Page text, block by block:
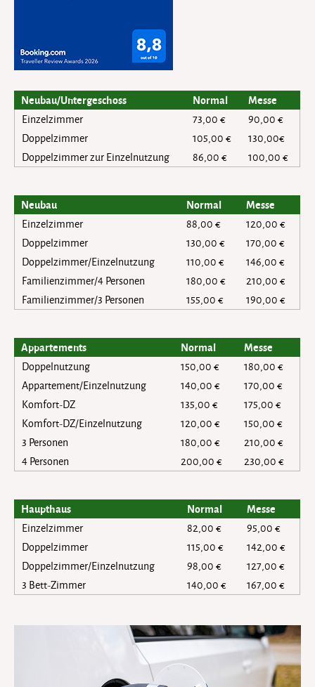
Neubau/Untergeschoss Normal Messe
Einzelzimmer 73,00 €
90,00 €
Doppelzimmer
105,00 €
130,00€
Doppelzimmer zur Einzelnutzung
86,00 € 100,00 €
Neubau Normal Messe
Einzelzimmer 88,00 €
120,00 €
Doppelzimmer
130,00 €
170,00 €
Doppelzimmer/Einzelnutzung
110,00 €
146,00 €
Familienzimmer/4 Personen
180,00 €
210,00 €
Familienzimmer/3 Personen
155,00 € 190,00 €
Appartements Normal Messe
Doppelnutzung 150,00 €
180,00 €
Appartement/Einzelnutzung
140,00 €
170,00 €
Komfort-DZ
135,00 €
175,00 €
Komfort-DZ/Einzelnutzung
120,00 €
150,00 €
3 Personen
180,00 €
210,00 €
4 Personen
200,00 € 230,00 €
Haupthaus Normal Messe
Einzelzimmer 82,00 €
95,00 €
Doppelzimmer
115,00 €
142,00 €
Doppelzimmer/Einzelnutzung
98,00 €
127,00 €
3 Bett-Zimmer
140,00 € 167,00 €